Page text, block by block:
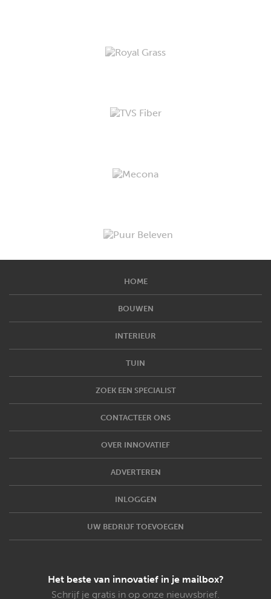
HOME
BOUWEN
INTERIEUR
TUIN
ZOEK EEN SPECIALIST
CONTACTEER ONS
OVER INNOVATIEF
ADVERTEREN
INLOGGEN
UW BEDRIJF TOEVOEGEN
Het beste van innovatief in je mailbox?
Schrijf je gratis in op onze nieuwsbrief.